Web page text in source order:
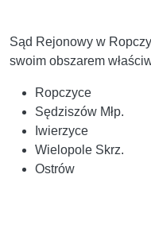
Sąd Rejonowy w
swoim obszarem
Ropczyce
Sędziszów Młp.
Iwierzyce
Wielopole Skrz.
Ostrów